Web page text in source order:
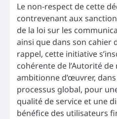
Le non-respect de cette
contrevenant aux
de la loi sur les
ainsi que dans son cahier
rappel, cette initiative
cohérente de l’Autorité
ambitionne d’œuvrer, dans
processus global, pour
qualité de service et une
bénéfice des utilisateurs